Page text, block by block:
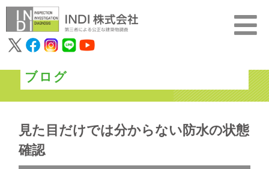
ブログ
見た目だけでは分からない防水の状態
確認